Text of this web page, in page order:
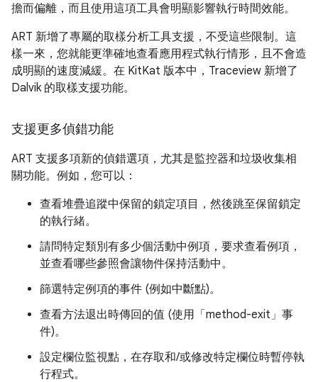
擔而偏離，而且使用這項工具會明顯影響執行時間效能。
ART 新增了專屬的取樣分析工具支援，不受這些限制。這
樣一來，您就能更準確地查看應用程式執行情形，且不會造
成明顯的速度減緩。在 KitKat 版本中，Traceview 新增了
Dalvik 的取樣支援功能。
支援更多偵錯功能
ART 支援多項新的偵錯選項，尤其是監控器和垃圾收集相
關功能。例如，您可以：
查看堆疊追蹤中保留的鎖定項目，然後跳至保留鎖定
的執行緒。
請問特定類別有多少個活動中例項，要求查看例項，
並查看哪些參照會讓物件保持活動中。
篩選特定例項的事件 (例如中斷點)。
查看方法退出時傳回的值 (使用「method-exit」事
件)。
設定欄位監視點，在存取和/或修改特定欄位時暫停執
行程式。